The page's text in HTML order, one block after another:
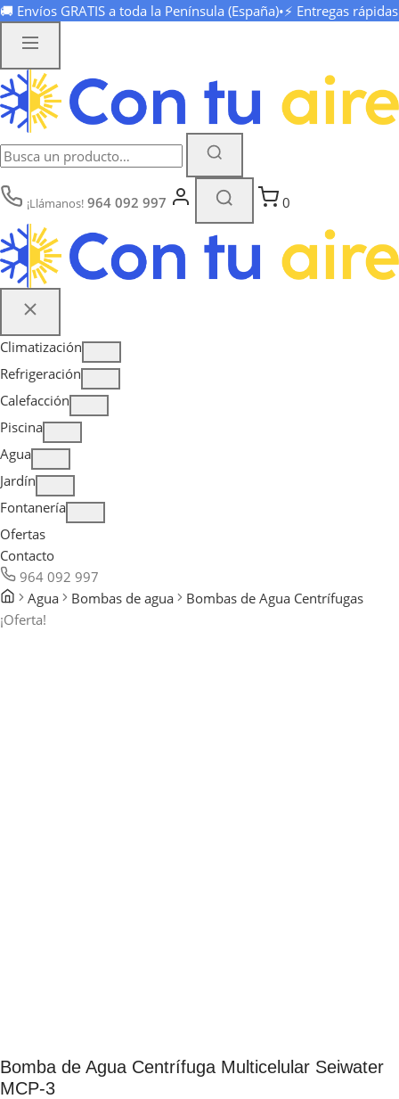
🚚 Envíos GRATIS a toda la Península (España)•⚡ Entregas
¡Llámanos! 964 092 997 0
Climatización
Refrigeración
Calefacción
Piscina
Agua
Jardín
Fontanería
Ofertas
Contacto
964 092 997
Agua
Bombas de agua
Bombas de Agua Centrífugas
¡Oferta!
Bomba de Agua Centrífuga Multicelular Seiwater
MCP-3